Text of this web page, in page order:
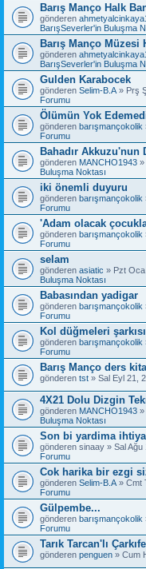
Barış Manço Halk
gönderen
BarışSeverler'in Buluşma
Barış Manço Müzesi
gönderen
BarışSeverler'in Buluşma
Gulden Karabocek
gönderen Selim-B.A » Prş
Forumu
Ölümün Yok
gönderen barışmançokolik
Forumu
Bahadır Akkuzu'nun
gönderen MANCHO1943 »
Buluşma Noktası
iki önemli duyuru
gönderen barışmançokolik
Forumu
'Adam olacak
gönderen barışmançokolik
Forumu
selam
gönderen asiatic » Pzt
Buluşma Noktası
Babasından yadigar
gönderen barışmançokolik
Forumu
Kol düğmeleri
gönderen barışmançokolik
Forumu
Barış Manço ders
gönderen tst » Sal Eyl 21,
4X21 Dolu Dizgin
gönderen MANCHO1943 »
Buluşma Noktası
Son bi yardima
gönderen sinaay » Sal Ağu
Forumu
Cok harika bir ezgi
gönderen Selim-B.A » Cmt
Forumu
Gülpembe...
gönderen barışmançokolik
Forumu
Tarık Tarcan'lı
gönderen penguen » Cum